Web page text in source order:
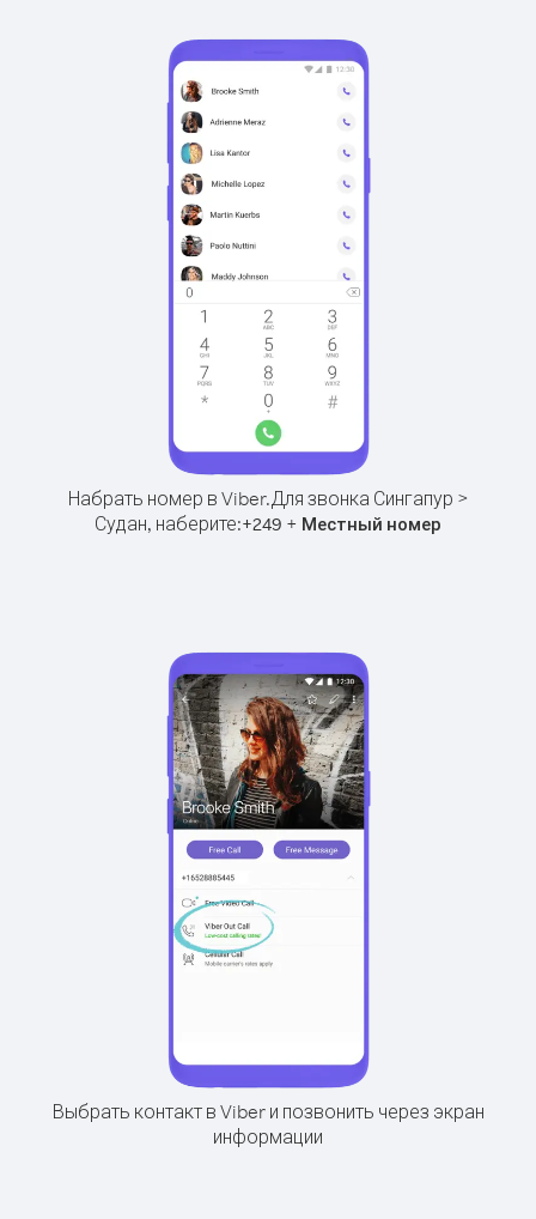
Набрать номер в Viber.Для звонка Сингапур >
Судан, наберите:+249 + Местный номер
Выбрать контакт в Viber и позвонить через экран
информации